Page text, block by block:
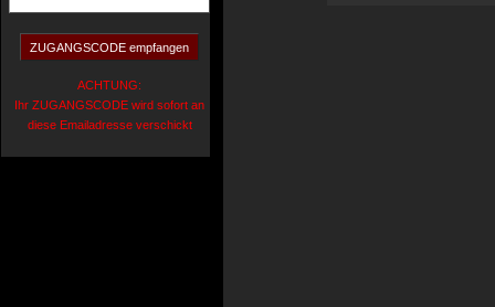
ACHTUNG:
Ihr ZUGANGSCODE wird sofort an
diese Emailadresse verschickt